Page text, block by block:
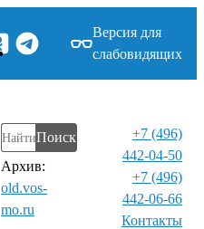
Версия для
слабовидящих
Поиск
Архив:
old.vos-
mo.ru
+7 (496)
442-04-50
+7 (496)
442-06-66
Контакты⁠